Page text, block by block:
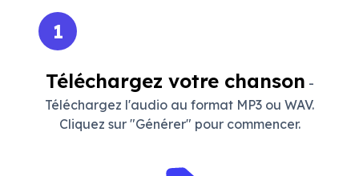
1
Téléchargez votre chanson -
Téléchargez l'audio au format MP3 ou WAV.
Cliquez sur "Générer" pour commencer.